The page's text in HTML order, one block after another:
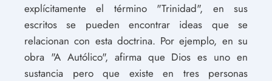
explícitamente el término "Trinidad", en sus
escritos se pueden encontrar ideas que se
relacionan con esta doctrina. Por ejemplo, en su
obra "A Autólico", afirma que Dios es uno en
sustancia pero que existe en tres personas